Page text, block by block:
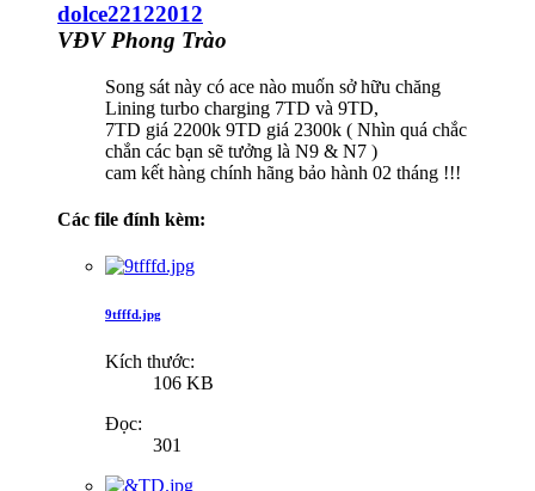
dolce22122012
VĐV Phong Trào
Song sát này có ace nào muốn sở hữu chăng
Lining turbo charging 7TD và 9TD,
7TD giá 2200k 9TD giá 2300k ( Nhìn quá chắc
chắn các bạn sẽ tưởng là N9 & N7 )
cam kết hàng chính hãng bảo hành 02 tháng !!!
Các file đính kèm:
9tfffd.jpg
Kích thước:
106 KB
Đọc:
301